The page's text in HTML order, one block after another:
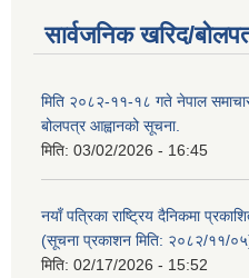
सार्वजनिक खरिद/
मिति २०८२-११-१८ गते नेपाल
बोलपत्र आह्वानको सूचना.
मिति: 03/02/2026 - 16:45
नयाँ पत्रिका राष्ट्रिय दैनिकमा
(सूचना प्रकाशन मिति: २०८२/११/
मिति: 02/17/2026 - 15:52